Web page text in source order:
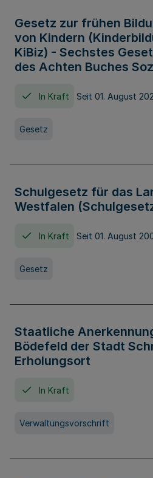
Gesetz zur frühen
von Kindern
KiBiz) - Sechstes
des Achten Buches
In Kraft Seit 01. August
Gesetz
Schulgesetz für das
Westfalen
In Kraft Seit 01. August
Gesetz
Staatliche
Bödefeld der Stadt
Erholungsort
In Kraft
Verwaltungsvorschrift